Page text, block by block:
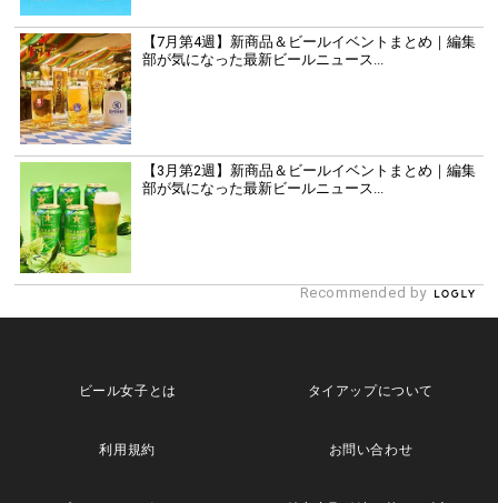
【7月第4週】新商品＆ビールイベントまとめ｜編集
部が気になった最新ビールニュース...
【3月第2週】新商品＆ビールイベントまとめ｜編集
部が気になった最新ビールニュース...
Recommended by
ビール女子とは タイアップについて
利用規約 お問い合わせ